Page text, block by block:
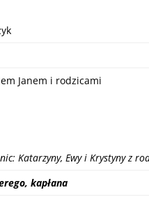
Janem i rodzicami
Katarzyny, Ewy i Krystyny z
kapłana